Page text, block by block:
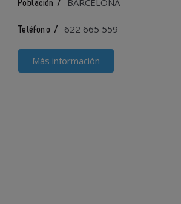
Población / BARCELONA
Teléfono / 622 665 559
Más información